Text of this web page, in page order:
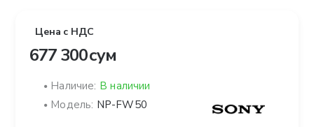
Цена с НДС
677 300 сум
Наличие: В наличии
Модель: NP-FW50